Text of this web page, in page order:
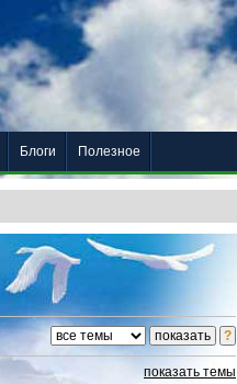
показать темы
Блоги Полезное